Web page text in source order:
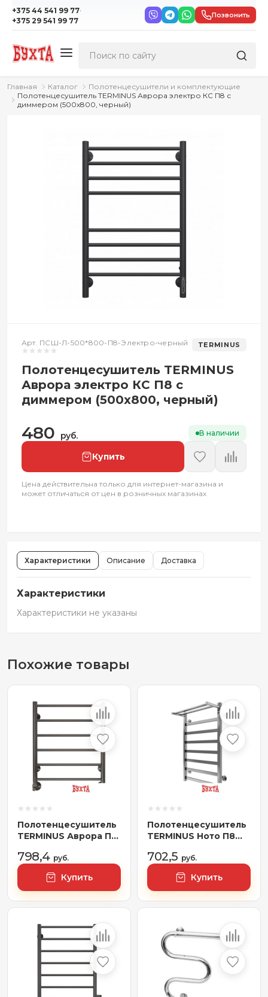
+375 44 541 99 77·
+375 29 541 99 77
Позвонить
Главная Каталог
Полотенцесушители и комплектующие
Полотенцесушитель TERMINUS Аврора электро КС П8 с
диммером (500x800, черный)
Арт. ПСШ-Л-500*800-П8-Электро-черный TERMINUS
Полотенцесушитель TERMINUS
Аврора электро КС П8 с
диммером (500x800, черный)
480 руб. В наличии
Купить
Цена действительна только для интернет-магазина и
может отличаться от цен в розничных магазинах
Характеристики Описание Доставка
Характеристики
Характеристики не указаны
Похожие товары
Полотенцесушитель
TERMINUS Аврора П6
сталь)
798,4 руб.
Купить
Полотенцесушитель
TERMINUS Ното П8
702,5 руб.
Купить